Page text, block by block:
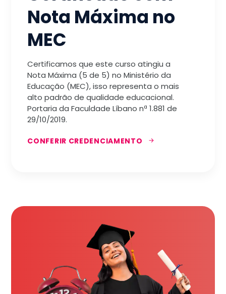
Nota Máxima no
MEC
Certificamos que este curso atingiu a
Nota Máxima (5 de 5) no Ministério da
Educação (MEC), isso representa o mais
alto padrão de qualidade educacional.
Portaria da Faculdade Líbano nª 1.881 de
29/10/2019.
CONFERIR CREDENCIAMENTO